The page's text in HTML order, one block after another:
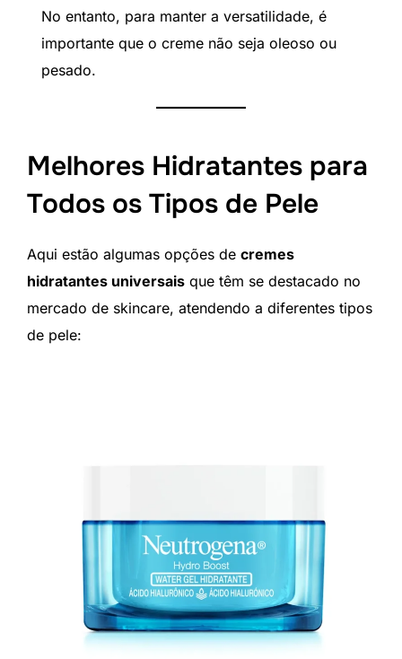
No entanto, para manter a versatilidade, é
importante que o creme não seja oleoso ou
pesado.
Melhores Hidratantes para
Todos os Tipos de Pele
Aqui estão algumas opções de cremes
hidratantes universais que têm se destacado no
mercado de skincare, atendendo a diferentes tipos
de pele: